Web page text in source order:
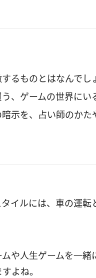
するものとはなんで
、ゲームの世界に
示を、占い師のか
イルには、車の運
や人生ゲームを一
よね。